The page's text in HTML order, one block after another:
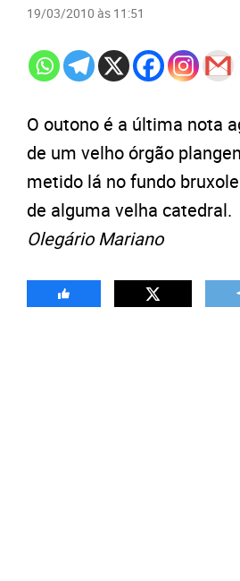
19/03/2010 às 11:51
O outono é a última nota
de um velho órgão
metido lá no fundo
de alguma velha catedral.
Olegário Mariano